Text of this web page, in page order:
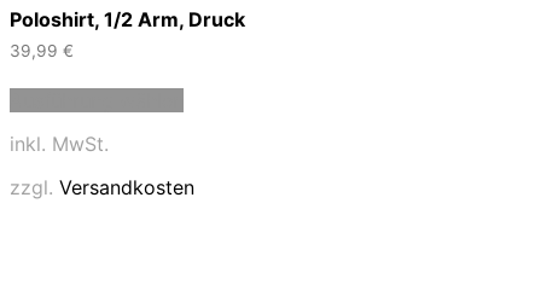
Poloshirt, 1/2 Arm, Druck
39,99 €
auf.
inkl. MwSt.
zzgl. Versandkosten